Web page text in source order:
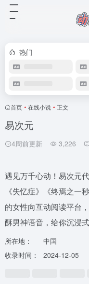
热门
首页 • 在线小说 • 正文
易次元
4周前更新 3,226
遇见万千心动！易次元
《失忆症》《终焉之一
的女性向互动阅读平台
酥男神语音，给你沉浸
所在地：
中国
收录时间：
2024-12-05